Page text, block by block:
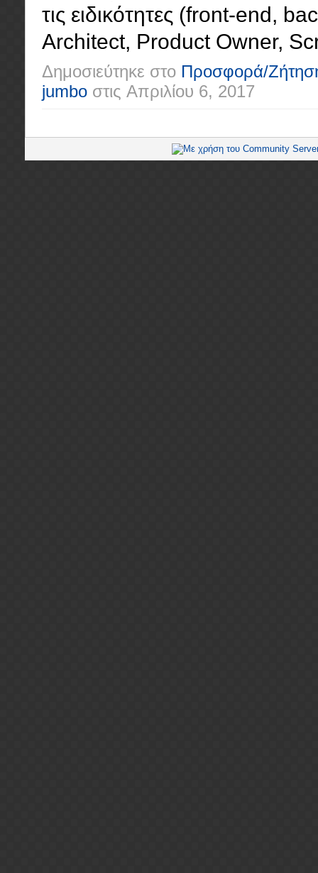
τις ειδικότητες (front-end,
Architect, Product Owner,
Δημοσιεύτηκε στο Προσφορά/
jumbo στις Απριλίου 6, 2017